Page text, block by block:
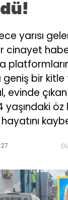
yarısı
cinayet
bir kitle
evinde
öz